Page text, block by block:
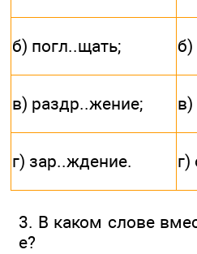
б) погл..щать; б)
в) раздр..жение; в)
г) зар..ждение. г)
3. В каком слове
e?